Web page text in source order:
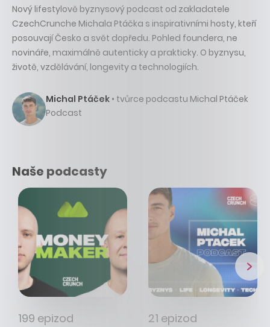
Nový lifestylově byznysový podcast od zakladatele
CzechCrunche Michala Ptáčka s inspirativními hosty, kteří
posouvají Česko a svět dopředu. Pohled foundera, ne
novináře, maximálně autenticky a prakticky. O byznysu,
životě, vzdělávání, longevity a technologiích.
Michal Ptáček • tvůrce podcastu Michal Ptáček
Podcast
Naše podcasty
199 epizod 21 epizod